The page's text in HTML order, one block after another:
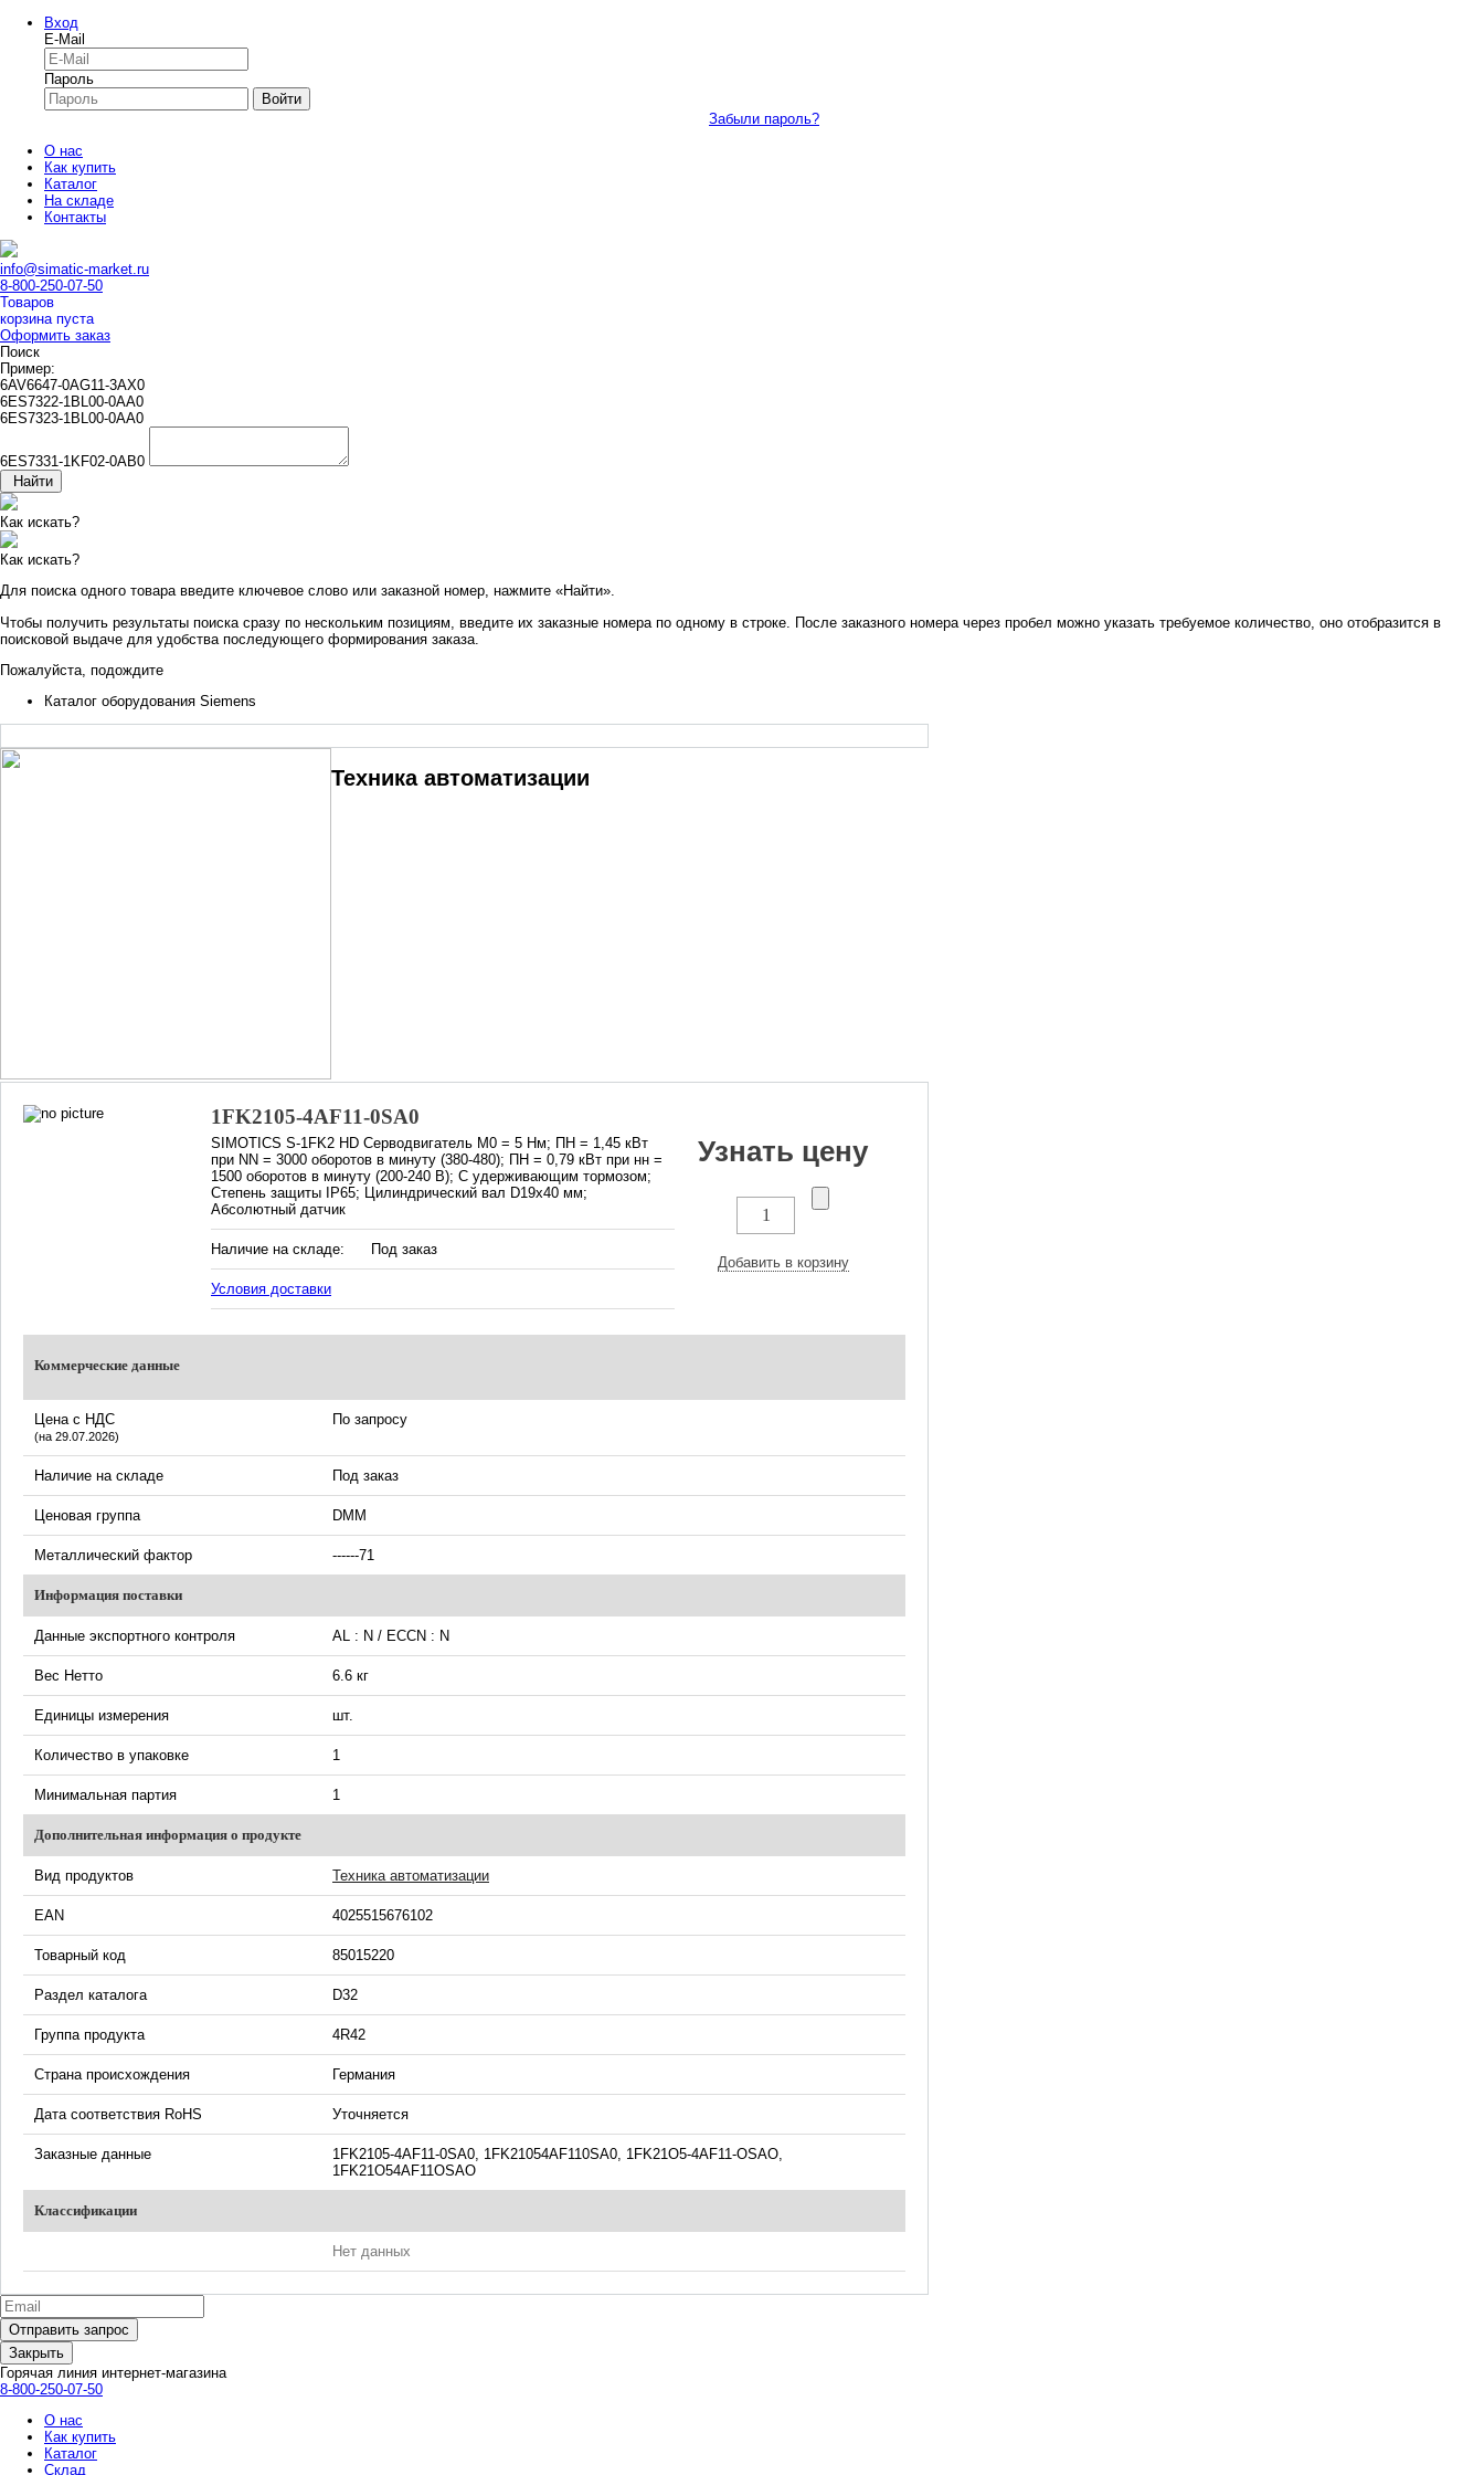
Вход
E-Mail
Пароль
Войти
Забыли пароль?
О нас
Как купить
Каталог
На складе
Контакты
info@simatic-market.ru
8-800-250-07-50
Товаров
корзина пуста
Оформить заказ
Поиск
Пример:
6AV6647-0AG11-3AX0
6ES7322-1BL00-0AA0
6ES7323-1BL00-0AA0
6ES7331-1KF02-0AB0
Найти
Как искать?
Как искать?
Для поиска одного товара введите ключевое слово или заказной номер, нажмите «Найти».
Чтобы получить результаты поиска сразу по нескольким позициям, введите их заказные номера по одному в строке. После заказного номера через пробел можно указать требуемое количество, оно отобразится в
поисковой выдаче для удобства последующего формирования заказа.
Пожалуйста, подождите
Каталог оборудования Siemens
Техника автоматизации
1FK2105-4AF11-0SA0
SIMOTICS S-1FK2 HD Серводвигатель М0 = 5 Нм; ПН = 1,45 кВт
при NN = 3000 оборотов в минуту (380-480); ПН = 0,79 кВт при нн =
1500 оборотов в минуту (200-240 В); С удерживающим тормозом;
Степень защиты IP65; Цилиндрический вал D19x40 мм;
Абсолютный датчик
Наличие на складе: Под заказ
Условия доставки
Узнать цену
Добавить в корзину
Коммерческие данные
Цена с НДС
(на 29.07.2026)
По запросу
Наличие на складе Под заказ
Ценовая группа DMM
Металлический фактор ------71
Информация поставки
Данные экспортного контроля AL : N / ECCN : N
Вес Нетто 6.6 кг
Единицы измерения шт.
Количество в упаковке 1
Минимальная партия 1
Дополнительная информация о продукте
Вид продуктов Техника автоматизации
EAN 4025515676102
Товарный код 85015220
Раздел каталога D32
Группа продукта 4R42
Страна происхождения Германия
Дата соответствия RoHS Уточняется
Заказные данные
1FK2105-4AF11-0SA0, 1FK21054AF110SA0, 1FK21O5-4AF11-OSAO,
1FK21O54AF11OSAO
Классификации
Нет данных
Закрыть
Горячая линия интернет-магазина
8-800-250-07-50
О нас
Как купить
Каталог
Склад